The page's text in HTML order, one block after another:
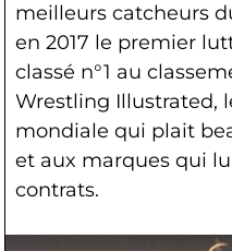
meilleurs catcheurs
en 2017 le premier
classé n°1 au
Wrestling Illustrated,
mondiale qui plait
et aux marques qui
contrats.